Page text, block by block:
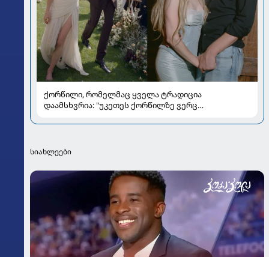
ქორწილი, რომელმაც ყველა ტრადიცია
დაამსხვრია: "უკეთეს ქორწილზე ვერც
სიახლეები